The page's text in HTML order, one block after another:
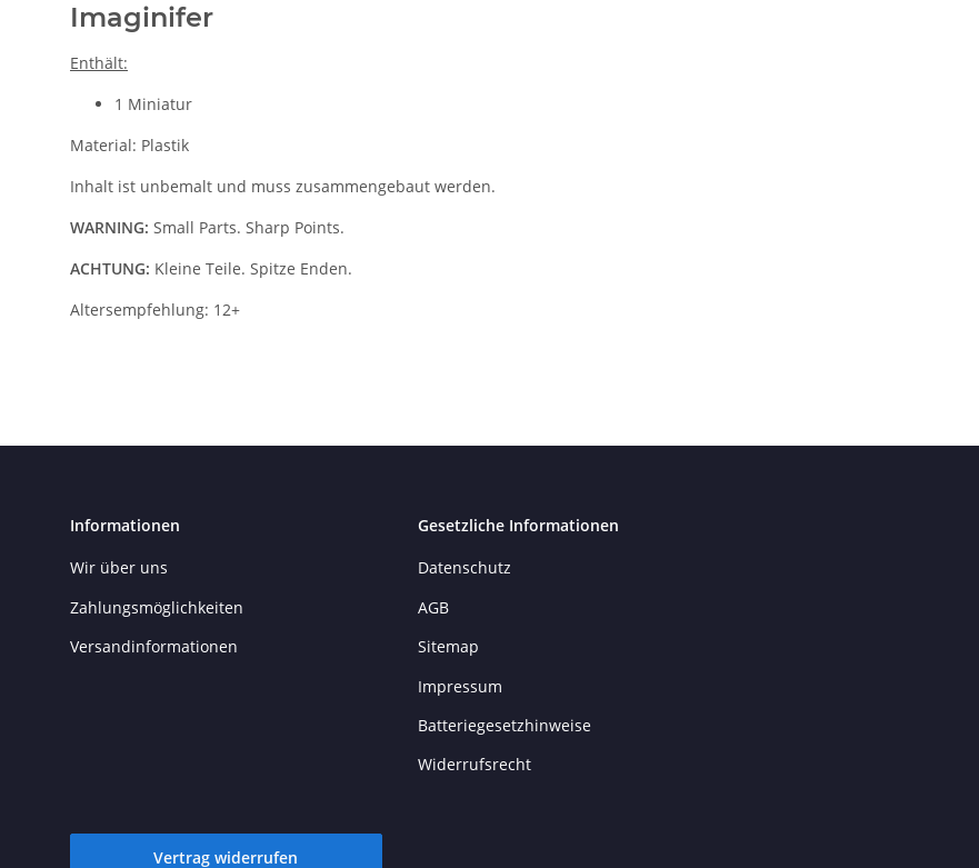
Imaginifer
Enthält:
1 Miniatur
Material: Plastik
Inhalt ist unbemalt und muss zusammengebaut werden.
WARNING: Small Parts. Sharp Points.
ACHTUNG: Kleine Teile. Spitze Enden.
Altersempfehlung: 12+
Informationen
Wir über uns
Zahlungsmöglichkeiten
Versandinformationen
Gesetzliche Informationen
Datenschutz
AGB
Sitemap
Impressum
Batteriegesetzhinweise
Widerrufsrecht
Vertrag widerrufen